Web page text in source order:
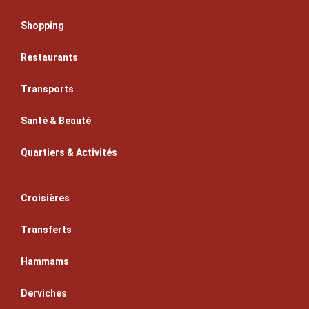
Shopping
Restaurants
Transports
Santé & Beauté
Quartiers & Activités
Croisières
Transferts
Hammams
Derviches